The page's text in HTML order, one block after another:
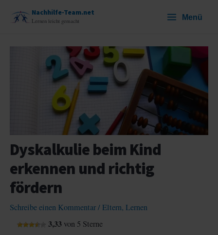
Inhalt
Nachhilfe-Team.net
Lernen leicht gemacht Menü
Dyskalkulie beim Kind
erkennen und richtig
fördern
Schreibe einen Kommentar/ Eltern, Lernen
3,33 von 5 Sterne